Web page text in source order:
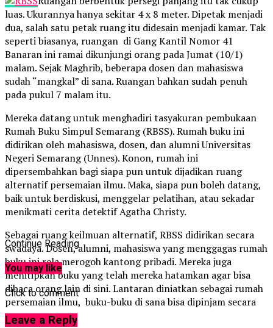
luas. Ukurannya hanya sekitar 4 x 8 meter. Dipetak menjadi
dua, salah satu petak ruang itu didesain menjadi kamar. Tak
seperti biasanya, ruangan di Gang Kantil Nomor 41
Banaran ini ramai dikunjungi orang pada Jumat (10/1)
malam. Sejak Maghrib, beberapa dosen dan mahasiswa
sudah “mangkal” di sana. Ruangan bahkan sudah penuh
pada pukul 7 malam itu.
Mereka datang untuk menghadiri tasyakuran pembukaan
Rumah Buku Simpul Semarang (RBSS). Rumah buku ini
didirikan oleh mahasiswa, dosen, dan alumni Universitas
Negeri Semarang (Unnes). Konon, rumah ini
dipersembahkan bagi siapa pun untuk dijadikan ruang
alternatif persemaian ilmu. Maka, siapa pun boleh datang,
baik untuk berdiskusi, menggelar pelatihan, atau sekadar
menikmati cerita detektif Agatha Christy.
Sebagai ruang keilmuan alternatif, RBSS didirikan secara
swadaya. Dosen, alumni, mahasiswa yang menggagas rumah
buku ini rela merogoh kantong pribadi. Mereka juga
menitipkan buku yang telah mereka hatamkan agar bisa
dibaca orang lain di sini. Lantaran diniatkan sebagai rumah
persemaian ilmu, buku-buku di sana bisa dipinjam secara
cuma-cuma.
Continue Reading
You may like
Click to comment
Leave a Reply